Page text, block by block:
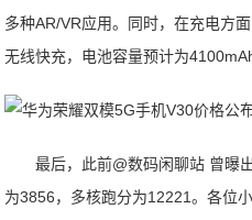
多种AR/VR应用。同时，在充电方
无线快充，电池容量预计为4100mAh
最后，此前@数码闲聊站 曾曝
为3856，多核跑分为12221。各位